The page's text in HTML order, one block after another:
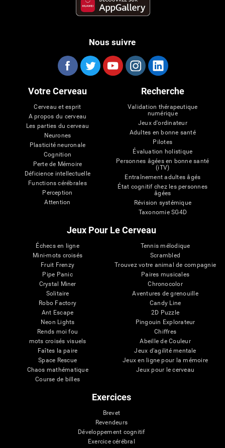
Nous suivre
Votre Cerveau
Cerveau et esprit
A propos du cerveau
Les parties du cerveau
Neurones
Plasticité neuronale
Cognition
Perte de Mémoire
Déficience intellectuelle
Functions cérébrales
Perception
Attention
Recherche
Validation thérapeutique
numérique
Jeux d'ordinateur
Adultes en bonne santé
Pilotes
Évaluation holistique
Personnes âgées en bonne santé
(iTV)
Entraînement adultes âgés
État cognitif chez les personnes
âgées
Révision systémique
Taxonomie SG4D
Jeux Pour Le Cerveau
Échecs en ligne
Mini-mots croisés
Fruit Frenzy
Pipe Panic
Crystal Miner
Solitaire
Robo Factory
Ant Escape
Neon Lights
Rends moi fou
mots croisés visuels
Faîtes la paire
Space Rescue
Chaos mathématique
Course de billes
Tennis mélodique
Scrambled
Trouvez votre animal de compagnie
Paires musicales
Chronocolor
Aventures de grenouille
Candy Line
2D Puzzle
Pingouin Explorateur
Chiffres
Abeille de Couleur
Jeux d'agilité mentale
Jeux en ligne pour la mémoire
Jeux pour le cerveau
Exercices
Brevet
Revendeurs
Développement cognitif
Exercice cérébral